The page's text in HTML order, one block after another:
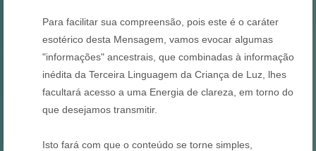
Para facilitar sua compreensão, pois este é o caráter
esotérico desta Mensagem, vamos evocar algumas
"informações" ancestrais, que combinadas à informação
inédita da Terceira Linguagem da Criança de Luz, lhes
facultará acesso a uma Energia de clareza, em torno do
que desejamos transmitir.
Isto fará com que o conteúdo se torne simples,